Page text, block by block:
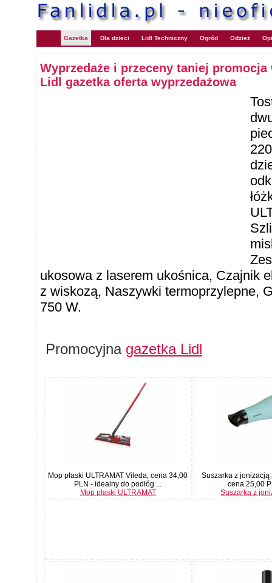
Gazetka Dla dzieci Lidl Techniczny Ogród Odzież
Wyprzedaże i przeceny taniej
Lidl gazetka oferta wyprzedażowa
ukosowa z laserem ukośnica, Czajnik
z wiskozą, Naszywki termoprzylepne,
750 W.
Promocyjna gazetka Lidl
Mop płaski ULTRAMAT Vileda, cena 34,00
PLN - idealny do podłóg ...
Mop płaski ULTRAMAT
Suszarka z jonizacją
cena 25,00
Suszarka z